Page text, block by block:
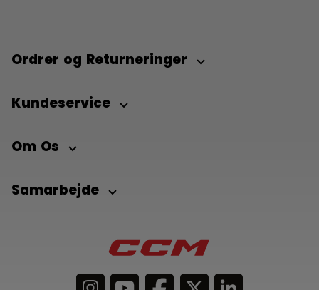
Ordrer og Returneringer
Kundeservice
Om Os
Samarbejde